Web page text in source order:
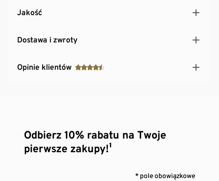
Jakość
Dostawa i zwroty
Opinie klientów
Odbierz 10% rabatu na Twoje
pierwsze zakupy!¹
* pole obowiązkowe